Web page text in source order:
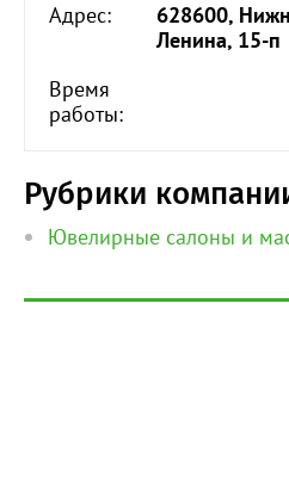
Адрес:
628600,
Ленина, 15-п
Время
работы:
Рубрики
Ювелирные салоны и